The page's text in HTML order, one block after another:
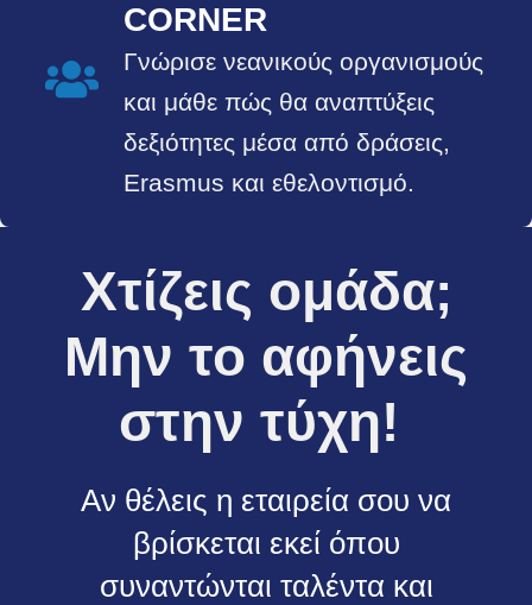
CORNER​
Γνώρισε νεανικούς οργανισμούς
και μάθε πώς θα αναπτύξεις
δεξιότητες μέσα από δράσεις,
Erasmus και εθελοντισμό.​
Χτίζεις ομάδα;
Μην το αφήνεις
στην τύχη! ​
Αν θέλεις η εταιρεία σου να
βρίσκεται εκεί όπου
συναντώνται ταλέντα και